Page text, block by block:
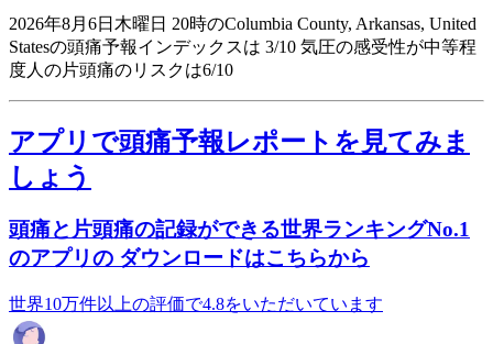
2026年8月6日木曜日 20時のColumbia County, Arkansas, United
Statesの頭痛予報インデックスは 3/10 気圧の感受性が中等程
度人の片頭痛のリスクは6/10
アプリで頭痛予報レポートを見てみま
しょう
頭痛と片頭痛の記録ができる世界ランキングNo.1
のアプリの ダウンロードはこちらから
世界10万件以上の評価で4.8をいただいています